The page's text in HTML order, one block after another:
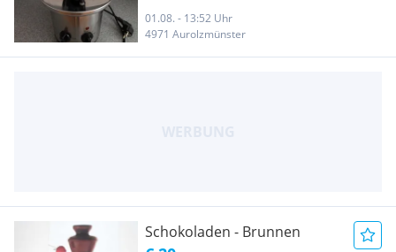
01.08. - 13:52 Uhr
4971 Aurolzmünster
Schokoladen - Brunnen